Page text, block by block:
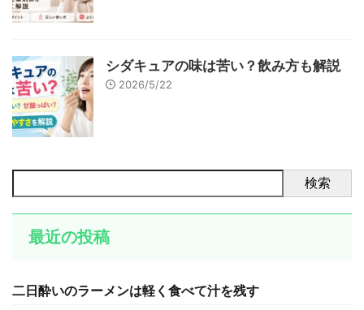
シダキュアの味は苦い？飲み方も解説
2026/5/22
検索
最近の投稿
二日酔いのラーメンは軽く食べて汁を残す